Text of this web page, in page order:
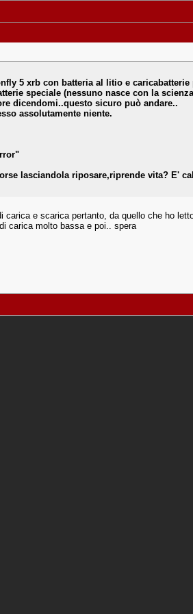
5 xrb con batteria al litio e caricabatterie
speciale (nessuno nasce con la
dicendomi..questo sicuro può andare..
assolutamente niente.
lasciandola riposare,riprende vita?
e scarica pertanto, da quello che ho
carica molto bassa e poi.. spera